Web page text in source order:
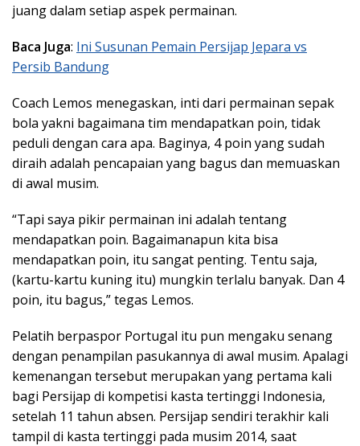
juang dalam setiap aspek permainan.
Baca Juga: Ini Susunan Pemain Persijap Jepara vs
Persib Bandung
Coach Lemos menegaskan, inti dari permainan sepak
bola yakni bagaimana tim mendapatkan poin, tidak
peduli dengan cara apa. Baginya, 4 poin yang sudah
diraih adalah pencapaian yang bagus dan memuaskan
di awal musim.
“Tapi saya pikir permainan ini adalah tentang
mendapatkan poin. Bagaimanapun kita bisa
mendapatkan poin, itu sangat penting. Tentu saja,
(kartu-kartu kuning itu) mungkin terlalu banyak. Dan 4
poin, itu bagus,” tegas Lemos.
Pelatih berpaspor Portugal itu pun mengaku senang
dengan penampilan pasukannya di awal musim. Apalagi
kemenangan tersebut merupakan yang pertama kali
bagi Persijap di kompetisi kasta tertinggi Indonesia,
setelah 11 tahun absen. Persijap sendiri terakhir kali
tampil di kasta tertinggi pada musim 2014, saat